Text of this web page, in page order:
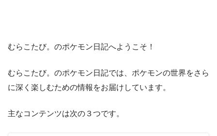
むらこたび。のポケモン日記へようこそ！
むらこたび。のポケモン日記では、ポケモンの世界をさら
に深く楽しむための情報をお届けしています。
主なコンテンツは次の３つです。